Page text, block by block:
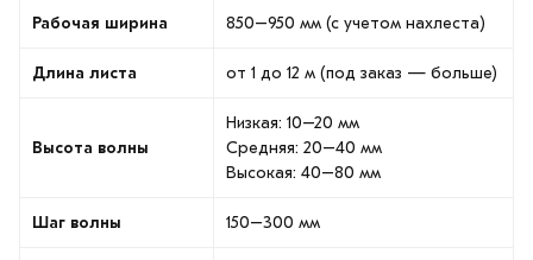
Рабочая ширина 850–950 мм (с учетом нахлеста)
Длина листа от 1 до 12 м (под заказ — больше)
Высота волны
Низкая: 10–20 мм
Средняя: 20–40 мм
Высокая: 40–80 мм
Шаг волны 150–300 мм